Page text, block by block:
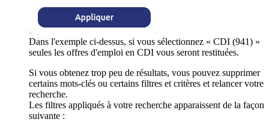
Dans l'exemple ci-dessus, si vous sélectionnez « CDI (941) »
seules les offres d'emploi en CDI vous seront restituées.
Si vous obtenez trop peu de résultats, vous pouvez supprimer
certains mots-clés ou certains filtres et critères et relancer votre
recherche.
Les filtres appliqués à votre recherche apparaissent de la façon
suivante :